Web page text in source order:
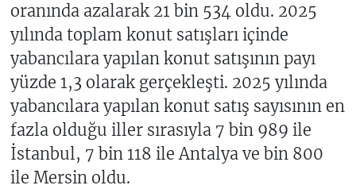
oranında azalarak 21 bin 534 oldu. 2025
yılında toplam konut satışları içinde
yabancılara yapılan konut satışının payı
yüzde 1,3 olarak gerçekleşti. 2025 yılında
yabancılara yapılan konut satış sayısının en
fazla olduğu iller sırasıyla 7 bin 989 ile
İstanbul, 7 bin 118 ile Antalya ve bin 800
ile Mersin oldu.